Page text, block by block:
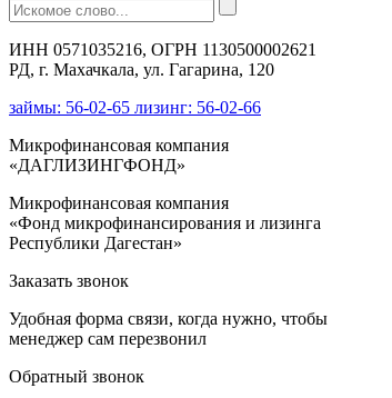
ИНН 0571035216, ОГРН 1130500002621
РД, г. Махачкала, ул. Гагарина, 120
займы: 56-02-65 лизинг: 56-02-66
Микрофинансовая компания
«ДАГЛИЗИНГФОНД»
Микрофинансовая компания
«Фонд микрофинансирования и лизинга
Республики Дагестан»
Заказать звонок
Удобная форма связи, когда нужно, чтобы
менеджер сам перезвонил
Обратный звонок